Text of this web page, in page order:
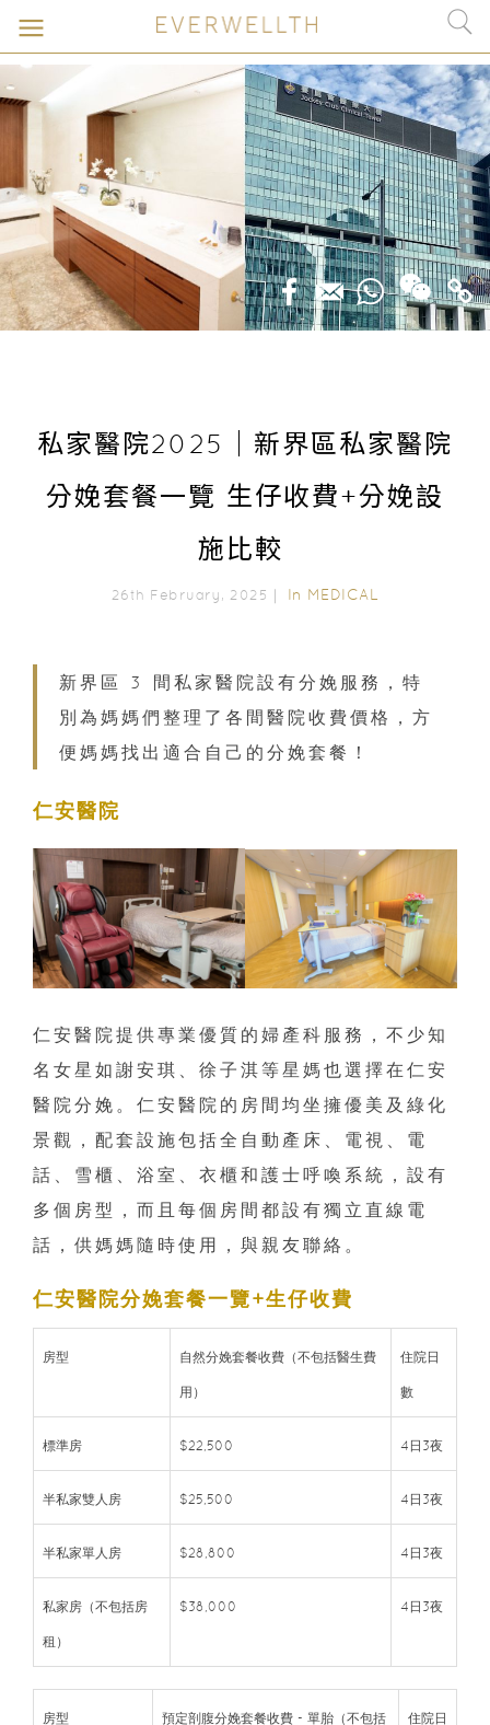
私家醫院2025｜新界區私家醫院
分娩套餐一覽 生仔收費+分娩設
施比較
26th February, 2025｜ In MEDICAL
新界區 3 間私家醫院設有分娩服務，特
別為媽媽們整理了各間醫院收費價格，方
便媽媽找出適合自己的分娩套餐！
仁安醫院
仁安醫院提供專業優質的婦產科服務，不少知
名女星如謝安琪、徐子淇等星媽也選擇在仁安
醫院分娩。仁安醫院的房間均坐擁優美及綠化
景觀，配套設施包括全自動產床、電視、電
話、雪櫃、浴室、衣櫃和護士呼喚系統，設有
多個房型，而且每個房間都設有獨立直線電
話，供媽媽隨時使用，與親友聯絡。
仁安醫院分娩套餐一覽+生仔收費
房型 自然分娩套餐收費（不包括醫生費
用）
住院日
數
標準房 $22,500 4日3夜
半私家雙人房 $25,500 4日3夜
半私家單人房 $28,800 4日3夜
私家房（不包括房
租）
$38,000 4日3夜
房型 預定剖腹分娩套餐收費 - 單胎（不包括 住院日